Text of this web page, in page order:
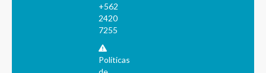
+562
2420
7255
Políticas